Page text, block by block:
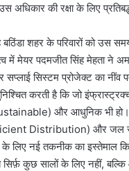
अधिकार की रक्षा के लिए
शहर के परिवारों को उस
में मेयर पदमजीत सिंह मेहता ने
सिस्टम प्रोजेक्ट का नींव
करती है कि जो
और आधुनिक भी
Distribution) और जल
नई तकनीक का इस्तेमाल
कुछ सालों के लिए नहीं,